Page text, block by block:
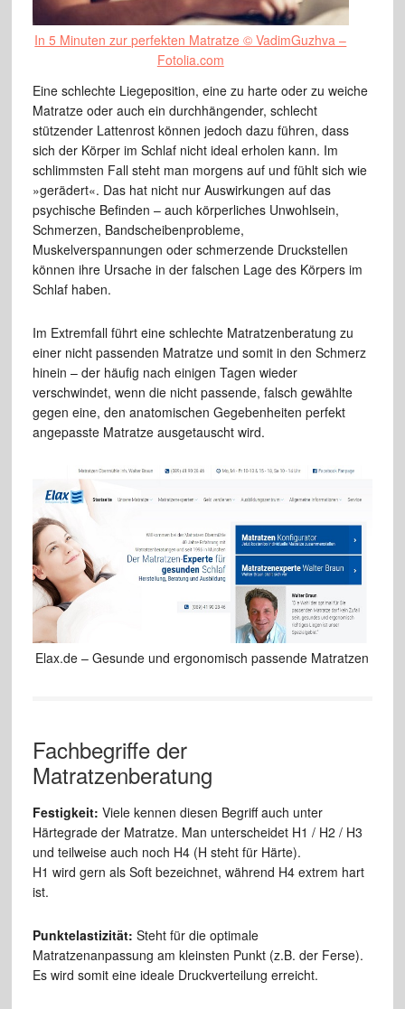
In 5 Minuten zur perfekten Matratze © VadimGuzhva –
Fotolia.com
Eine schlechte Liegeposition, eine zu harte oder zu weiche
Matratze oder auch ein durchhängender, schlecht
stützender Lattenrost können jedoch dazu führen, dass
sich der Körper im Schlaf nicht ideal erholen kann. Im
schlimmsten Fall steht man morgens auf und fühlt sich wie
»gerädert«. Das hat nicht nur Auswirkungen auf das
psychische Befinden – auch körperliches Unwohlsein,
Schmerzen, Bandscheibenprobleme,
Muskelverspannungen oder schmerzende Druckstellen
können ihre Ursache in der falschen Lage des Körpers im
Schlaf haben.
Im Extremfall führt eine schlechte Matratzenberatung zu
einer nicht passenden Matratze und somit in den Schmerz
hinein – der häufig nach einigen Tagen wieder
verschwindet, wenn die nicht passende, falsch gewählte
gegen eine, den anatomischen Gegebenheiten perfekt
angepasste Matratze ausgetauscht wird.
Elax.de – Gesunde und ergonomisch passende Matratzen
Fachbegriffe der
Matratzenberatung
Festigkeit: Viele kennen diesen Begriff auch unter
Härtegrade der Matratze. Man unterscheidet H1 / H2 / H3
und teilweise auch noch H4 (H steht für Härte).
H1 wird gern als Soft bezeichnet, während H4 extrem hart
ist.
Punktelastizität: Steht für die optimale
Matratzenanpassung am kleinsten Punkt (z.B. der Ferse).
Es wird somit eine ideale Druckverteilung erreicht.